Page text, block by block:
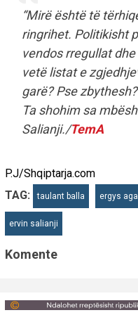
“Mirë është të
ringrihet. Politikisht
vendos rregullat
vetë listat e
garë? Pse
Ta shohim sa
Salianji./TemA
P.J/Shqiptarja.com
TAG:
taulant balla ergys
ervin salianji
Komente